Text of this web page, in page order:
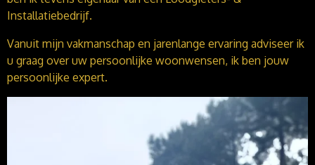
Installatiebedrijf.
Vanuit mijn vakmanschap en jarenlange ervaring adviseer ik
u graag over uw persoonlijke woonwensen, ik ben jouw
persoonlijke expert.